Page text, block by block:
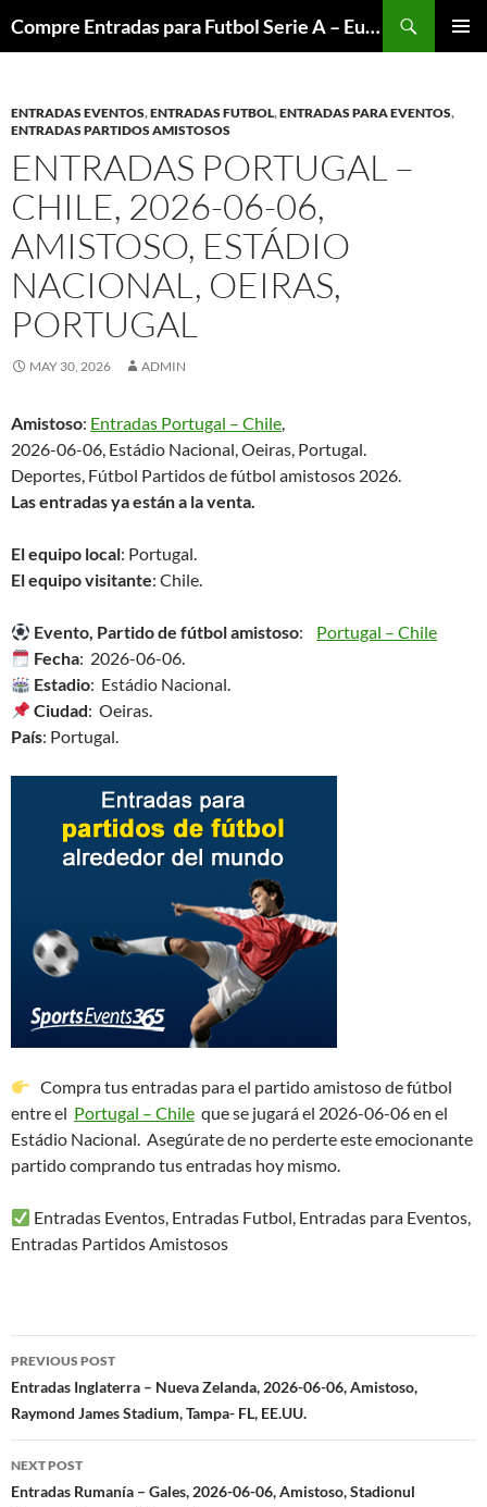
to
Compre Entradas para Futbol Serie A – Europa League – Premier League – Bundesliga
ENTRADAS EVENTOS,ENTRADAS FUTBOL,ENTRADAS PARA EVENTOS,
ENTRADAS PARTIDOS AMISTOSOS
ENTRADAS PORTUGAL –
CHILE, 2026-06-06,
AMISTOSO, ESTÁDIO
NACIONAL, OEIRAS,
PORTUGAL
MAY 30, 2026 ADMIN
Amistoso: Entradas Portugal – Chile,
2026-06-06, Estádio Nacional, Oeiras, Portugal.
Deportes, Fútbol Partidos de fútbol amistosos 2026.
Las entradas ya están a la venta.
El equipo local: Portugal.
El equipo visitante: Chile.
Evento, Partido de fútbol amistoso: Portugal – Chile
Fecha: 2026-06-06.
Estadio: Estádio Nacional.
Ciudad: Oeiras.
País: Portugal.
Compra tus entradas para el partido amistoso de fútbol
entre el Portugal – Chile que se jugará el 2026-06-06 en el
Estádio Nacional. Asegúrate de no perderte este emocionante
partido comprando tus entradas hoy mismo.
Entradas Eventos, Entradas Futbol, Entradas para Eventos,
Entradas Partidos Amistosos
Post
navigation
PREVIOUS POST
Entradas Inglaterra – Nueva Zelanda, 2026-06-06, Amistoso,
Raymond James Stadium, Tampa- FL, EE.UU.
NEXT POST
Entradas Rumanía – Gales, 2026-06-06, Amistoso, Stadionul